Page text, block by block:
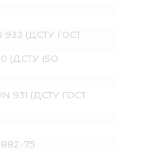
933 (ДСТУ ГОСТ
(ДСТУ ISO
931 (ДСТУ ГОСТ
75